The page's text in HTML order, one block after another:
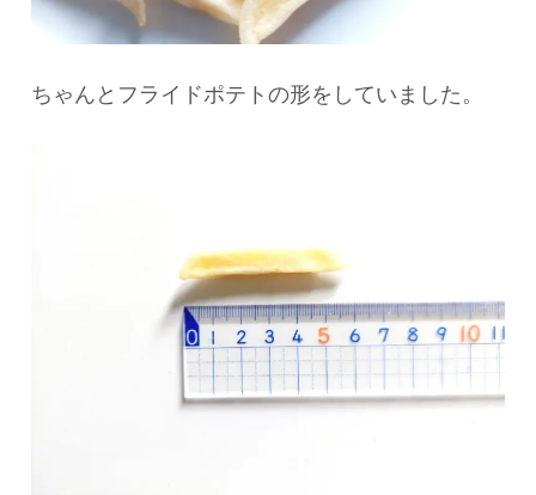
ちゃんとフライドポテトの形をしていました。